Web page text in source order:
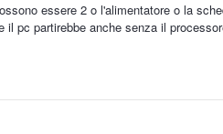
essere 2 o l'alimentatore o la
il pc partirebbe anche senza il